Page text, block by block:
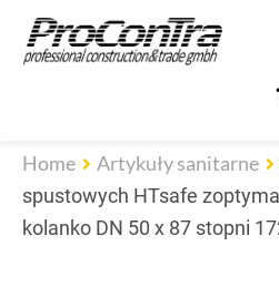
Home Artykuły sanitarne
spustowych HTsafe
kolanko DN 50 x 87 stopni